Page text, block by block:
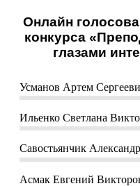
Онлайн
конкурса
глазами
Усманов Артем
Ильенко Светлана
Савостьянчик
Асмак Евгений